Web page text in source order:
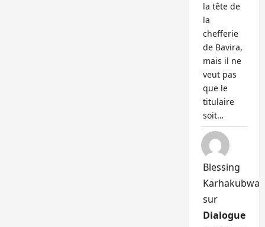
la tête de
la
chefferie
de Bavira,
mais il ne
veut pas
que le
titulaire
soit…
Blessing
Karhakubwa
sur
Dialogue